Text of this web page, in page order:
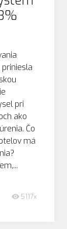
pri
ako
Čo
má
5117x